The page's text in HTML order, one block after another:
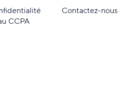
CCPA
Contactez-nous